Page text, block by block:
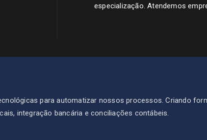
especialização. Atendemos
para automatizar nossos processos. Criando
integração bancária e conciliações contábeis.